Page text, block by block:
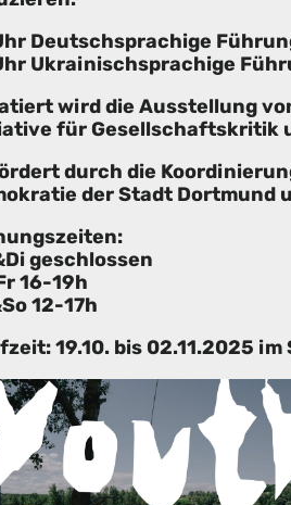
Deutschsprachige
Ukrainischsprachige
wird die Ausstellung
für Gesellschaftskritik
durch die
der Stadt Dortmund
geschlossen
16-19h
12-17h
19.10. bis 02.11.2025 im